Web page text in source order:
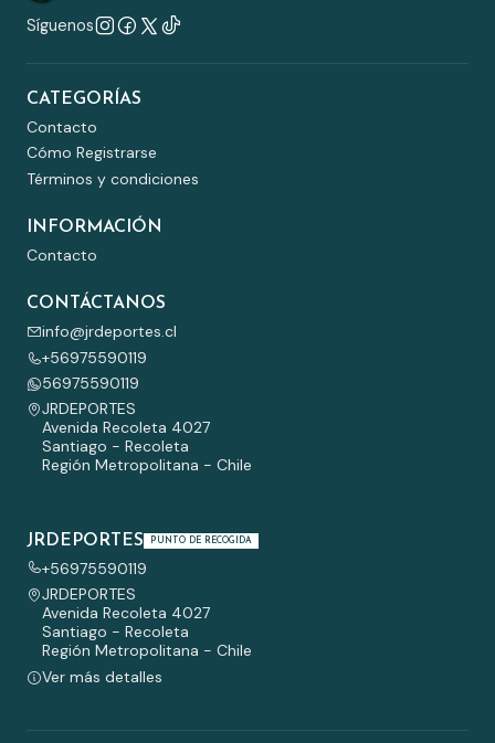
Síguenos
CATEGORÍAS
Contacto
Cómo Registrarse
Términos y condiciones
INFORMACIÓN
Contacto
CONTÁCTANOS
info@jrdeportes.cl
+56975590119
56975590119
JRDEPORTES
Avenida Recoleta 4027
Santiago - Recoleta
Región Metropolitana - Chile
JRDEPORTES PUNTO DE RECOGIDA
+56975590119
JRDEPORTES
Avenida Recoleta 4027
Santiago - Recoleta
Región Metropolitana - Chile
Ver más detalles